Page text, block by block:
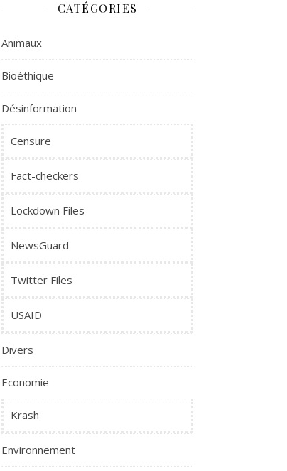
CATÉGORIES
Animaux
Bioéthique
Désinformation
Censure
Fact-checkers
Lockdown Files
NewsGuard
Twitter Files
USAID
Divers
Economie
Krash
Environnement